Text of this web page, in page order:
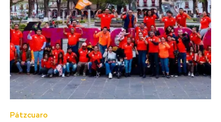
Pátzcuaro